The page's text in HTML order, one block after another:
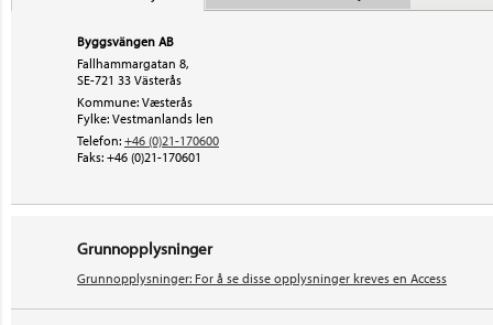
Byggsvängen AB
Fallhammargatan 8,
SE-721 33 Västerås
Kommune: Væsterås
Fylke: Vestmanlands len
Telefon: +46 (0)21-170600
Faks: +46 (0)21-170601
Grunnopplysninger
Grunnopplysninger: For å se disse opplysninger kreves en Access